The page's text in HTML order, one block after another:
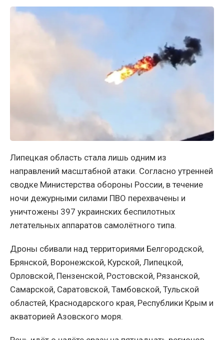
Липецкая область стала лишь одним из
направлений масштабной атаки. Согласно утренней
сводке Министерства обороны России, в течение
ночи дежурными силами ПВО перехвачены и
уничтожены 397 украинских беспилотных
летательных аппаратов самолётного типа.
Дроны сбивали над территориями Белгородской,
Брянской, Воронежской, Курской, Липецкой,
Орловской, Пензенской, Ростовской, Рязанской,
Самарской, Саратовской, Тамбовской, Тульской
областей, Краснодарского края, Республики Крым и
акваторией Азовского моря.